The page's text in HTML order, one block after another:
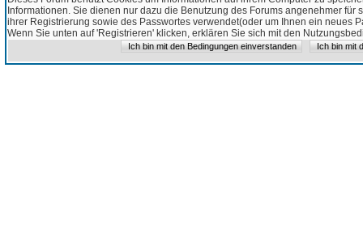
Informationen. Sie dienen nur dazu die Benutzung des Forums angenehmer
ihrer Registrierung sowie des Passwortes verwendet(oder um Ihnen ein neues
Wenn Sie unten auf 'Registrieren' klicken, erklären Sie sich mit den